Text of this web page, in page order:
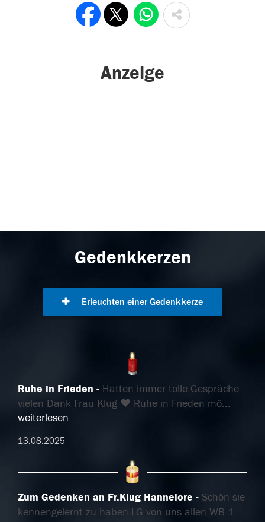
Anzeige
Gedenkkerzen
Erleuchten einer Gedenkkerze
Ruhe in Frieden
Hatten immer tolle Gespräche
vielen Dank Frau Klug ❤️ Ruhe in Frieden mö...
weiterlesen
13.08.2025
Zum Gedenken an Fr.Klug Hannelore
Schön sie
kennengelernt zu haben-LG von uns allen WB 1